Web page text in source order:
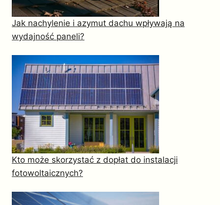
Jak nachylenie i azymut dachu wpływają na
wydajność paneli?
Kto może skorzystać z dopłat do instalacji
fotowoltaicznych?